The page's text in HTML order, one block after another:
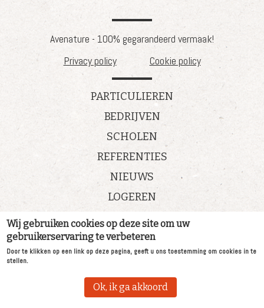
Avenature - 100% gegarandeerd vermaak!
Privacy policy
Cookie policy
PARTICULIEREN
BEDRIJVEN
SCHOLEN
REFERENTIES
NIEUWS
LOGEREN
Nieuws
Contact
Wij gebruiken cookies op deze site om uw
gebruikerservaring te verbeteren
Door te klikken op een link op deze pagina, geeft u ons toestemming om cookies in te
stellen.
Ok, ik ga akkoord